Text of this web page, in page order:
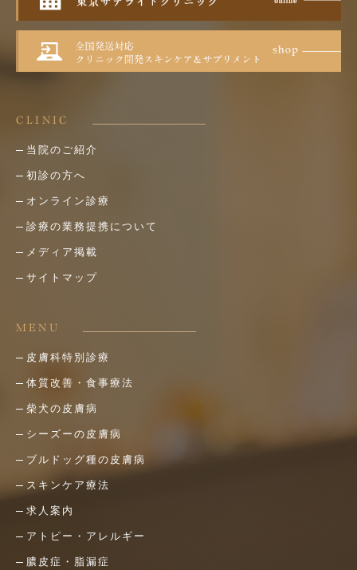
CLINIC
当院のご紹介
初診の方へ
オンライン診療
診療の業務提携について
メディア掲載
サイトマップ
MENU
皮膚科特別診療
体質改善・食事療法
柴犬の皮膚病
シーズーの皮膚病
ブルドッグ種の皮膚病
スキンケア療法
求人案内
アトピー・アレルギー
膿皮症・脂漏症